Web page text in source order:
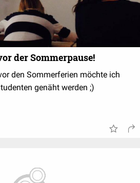
der Sommerpause!
den Sommerferien möchte ich
genäht werden ;)